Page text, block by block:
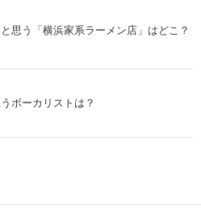
思う「横浜家系ラーメン店」はどこ？
ボーカリストは？